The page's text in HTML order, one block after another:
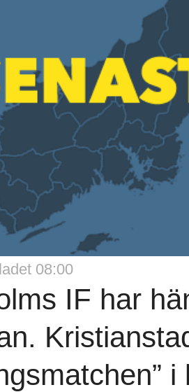
08:00
IF har